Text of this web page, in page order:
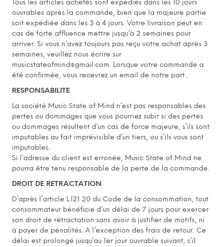
Tous les articles achetés sont expédiés dans les 10 jours
ouvrables après la commande, bien que la majeure partie
soit expédiée dans les 3 à 4 jours. Votre livraison peut en
cas de forte affluence mettre jusqu’à 2 semaines pour
arriver. Si vous n’avez toujours pas reçu votre achat après 3
semaines, veuillez nous écrire sur
musicstateofmind@gmail.com. Lorsque votre commande a
été confirmée, vous recevrez un email de notre part..
RESPONSABILITE
La société Music State of Mind n’est pas responsables des
pertes ou dommages que vous pourriez subir si des pertes
ou dommages résultent d’un cas de force majeure, s’ils sont
imputables au fait imprévisible d’un tiers, ou s’ils vous sont
imputables.
Si l’adresse du client est erronée, Music State of Mind ne
pourra être tenu responsable de la perte de la commande.
DROIT DE RETRACTATION
D’après l’article L.l21 20 du Code de la consommation, tout
consommateur bénéficie d’un délai de 7 jours pour exercer
son droit de rétractation sans avoir à justifier de motifs, ni
à payer de pénalités. A l’exception des frais de retour. Ce
délai est prolongé jusqu’au 1er jour ouvrable suivant, s’il